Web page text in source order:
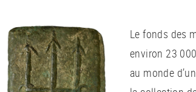
Le fonds des
environ 23
au monde